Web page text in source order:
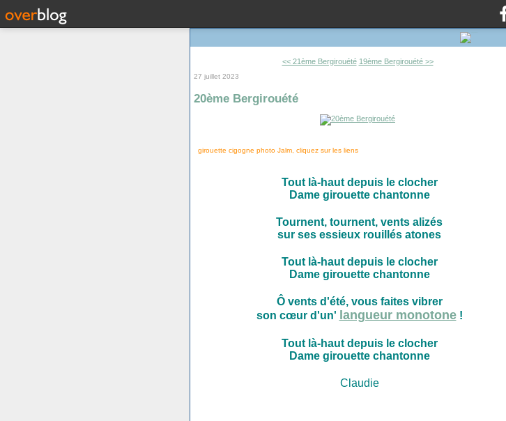
<< 21ème Bergirouété 19ème Bergirouété >>
27 juillet 2023
20ème Bergirouété
girouette cigogne photo Jalm, cliquez sur les liens
Tout là-haut depuis le clocher
Dame girouette chantonne
Tournent, tournent, vents alizés
sur ses essieux rouillés atones
Tout là-haut depuis le clocher
Dame girouette chantonne
Ô vents d'été, vous faites vibrer
son cœur d'un' langueur monotone!
Tout là-haut depuis le clocher
Dame girouette chantonne
Claudie